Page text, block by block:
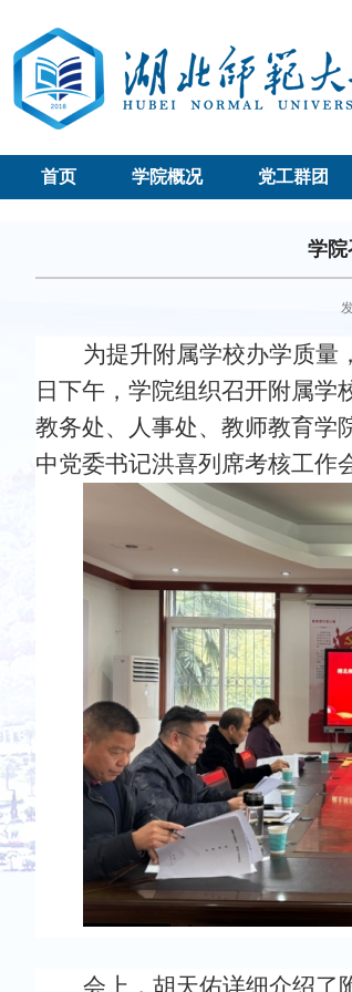
首页 学院概况 党工群团
学院
为提升附属学校办学质量
日 下午， 学院组织召开附属学
教务处、人事处、教师教育学
中党委书记洪喜列席考核工作
会上，胡天佑详细介绍了